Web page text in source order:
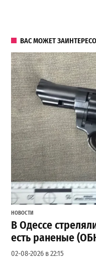
ВАС МОЖЕТ
НОВОСТИ
В Одессе
есть раненые
02-08-2026 в 22:15